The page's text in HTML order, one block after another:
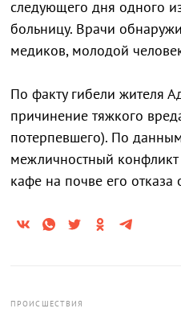
следующего дня одного
больницу. Врачи
медиков, молодой
По факту гибели жителя
причинение тяжкого
потерпевшего). По
межличностный
кафе на почве его
ПРОИСШЕСТВИЯ